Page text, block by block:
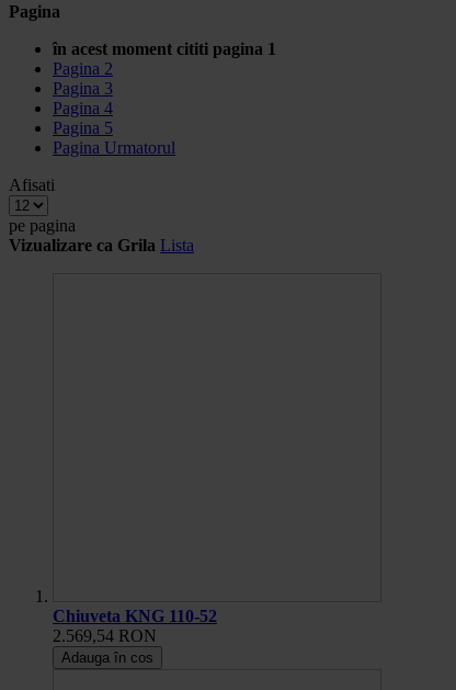
Pagina
în acest moment cititi pagina 1
Pagina 2
Pagina 3
Pagina 4
Pagina 5
Pagina Urmatorul
Afisati
pe pagina
Vizualizare ca Grila Lista
Chiuveta KNG 110-52
2.569,54 RON
Adauga în cos